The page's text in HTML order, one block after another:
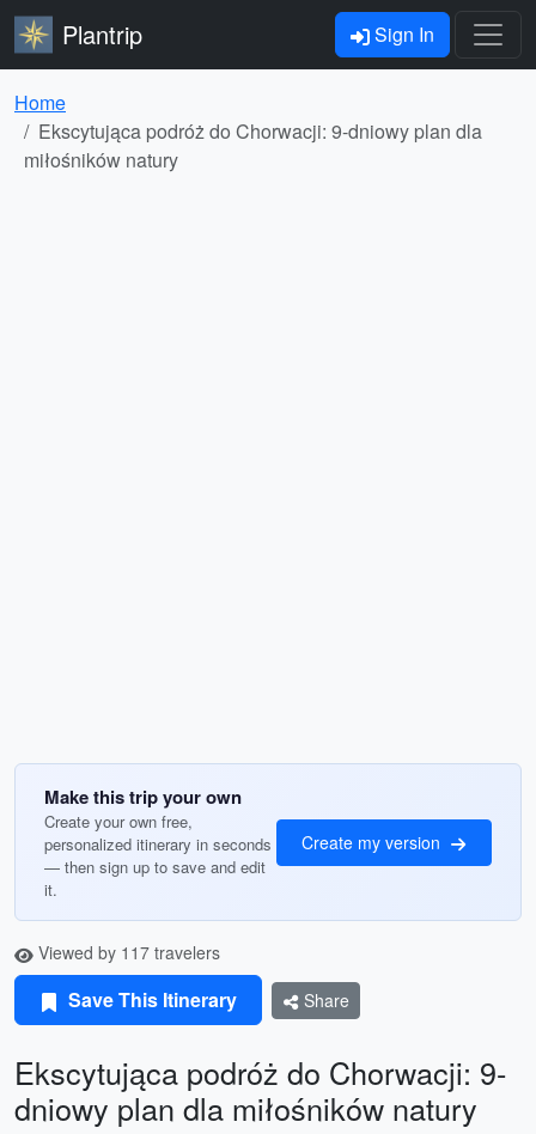
Plantrip Sign In
Home
Ekscytująca podróż do Chorwacji: 9-dniowy plan dla
miłośników natury
Make this trip your own
Create your own free,
personalized itinerary in seconds
— then sign up to save and edit
it.
Create my version
Viewed by 117 travelers
Save This Itinerary Share
Ekscytująca podróż do Chorwacji: 9-
dniowy plan dla miłośników natury